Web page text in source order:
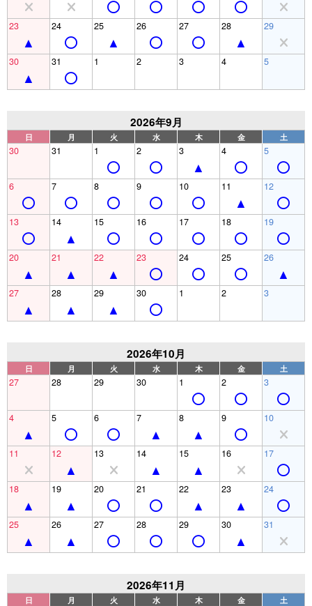
23 24 25 26 27 28 29
30 31 1 2 3 4 5
2026年9月
日 月 火 水 木 金 土
30 31 1 2 3 4 5
6 7 8 9 10 11 12
13 14 15 16 17 18 19
20 21 22 23 24 25 26
27 28 29 30 1 2 3
2026年10月
日 月 火 水 木 金 土
27 28 29 30 1 2 3
4 5 6 7 8 9 10
11 12 13 14 15 16 17
18 19 20 21 22 23 24
25 26 27 28 29 30 31
2026年11月
日 月 火 水 木 金 土